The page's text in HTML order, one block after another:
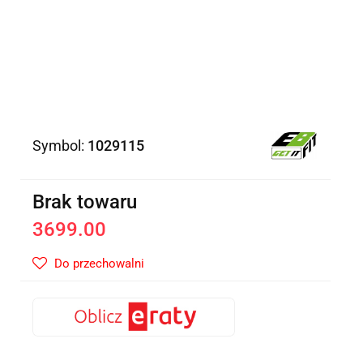
Symbol: 1029115
Brak towaru
3699.00
Do przechowalni